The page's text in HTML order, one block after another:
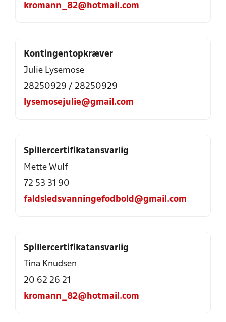
kromann_82@hotmail.com
Kontingentopkræver
Julie Lysemose
28250929 / 28250929
lysemosejulie@gmail.com
Spillercertifikatansvarlig
Mette Wulf
72 53 31 90
faldsledsvanningefodbold@gmail.com
Spillercertifikatansvarlig
Tina Knudsen
20 62 26 21
kromann_82@hotmail.com